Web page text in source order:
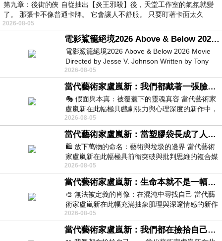
第九章：後街的俠 自從抽出【炎王邪殺】後，天堂工作室的氣氛就變
了。 那張卡不像普通卡牌。 它會讓人不舒服。 只要盯著卡面太久
2026-08-05
電影鯊籠絕境2026 Above & Below 2026 Movie
電影鯊籠絕境2026 Above & Below 2026 Movie
Directed by Jesse V. Johnson Written by Tony
Giordano Starring Laura Maran
2026-08-05
當代藝術家盧嵐新：我們都戴著一張臉，可真正的自己，總藏在那些被塗抹、被覆蓋的痕跡裡
🎭 假面與本真：被覆蓋下的靈魂真容 當代藝術家
盧嵐新在此幅極具戲劇張力與心理深度的新作中，
運用質感豐富的紙材肌理、墨痕與大膽的
2026-08-05
當代藝術家盧嵐新：當塑膠袋長成了人的模樣，我們的目光是否學會了放下偏見？
🛍️ 放下萬物的命名：藝術與垃圾的邊界 當代藝術
家盧嵐新在此幅極具前衛突破與批判思維的複合媒
材新作中，直接將被大眾定義為廢棄物
2026-08-05
當代藝術家盧嵐新：生命本就不是一幅能被定義的肖像，在混亂與交疊中拼湊完整的靈魂
🎨 無法被定義的肖像：在混沌中尋找自己 當代藝
術家盧嵐新在此幅充滿抽象肌理與深邃情感的新作
中，以灰白為基底，交織著塗抹、刮擦與
2026-08-05
當代藝術家盧嵐新：我們都在撿拾自己，將散落的情緒與碎片，拼回生命完整的輪廓